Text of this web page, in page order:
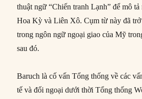
thuật ngữ “Chiến tranh Lạnh” để mô
Hoa Kỳ và Liên Xô. Cụm từ này đã
trong ngôn ngữ ngoại giao của Mỹ
sau đó.
Baruch là cố vấn Tổng thống về các
tế và đối ngoại dưới thời Tổng thống